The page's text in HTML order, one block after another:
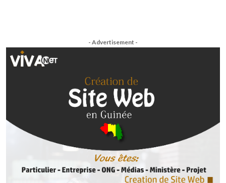
- Advertisement -